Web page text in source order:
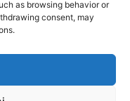
as browsing behavior or
consent, may